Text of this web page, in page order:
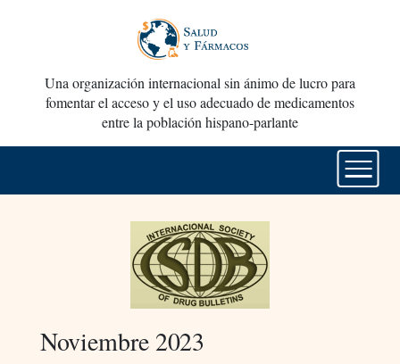
Una organización internacional sin ánimo de lucro para
fomentar el acceso y el uso adecuado de medicamentos
entre la población hispano-parlante
Noviembre 2023